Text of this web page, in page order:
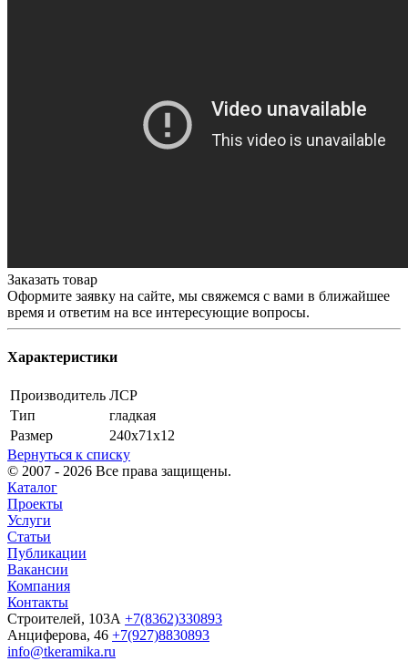
Заказать товар
Оформите заявку на сайте, мы свяжемся с вами в ближайшее
время и ответим на все интересующие вопросы.
Характеристики
Производитель ЛСР
Тип
гладкая
Размер
240х71х12
Вернуться к списку
© 2007 - 2026 Все права защищены.
Каталог
Проекты
Услуги
Статьи
Публикации
Вакансии
Компания
Контакты
Строителей, 103А +7(8362)330893
Анциферова, 46 +7(927)8830893
info@tkeramika.ru